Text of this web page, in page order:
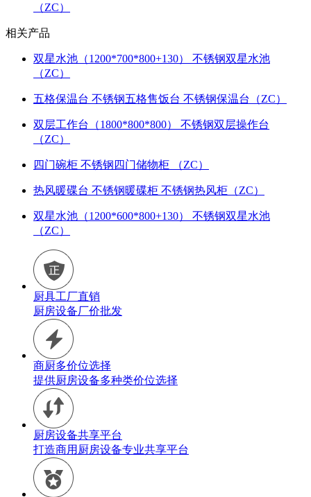
（ZC）
相关产品
双星水池（1200*700*800+130） 不锈钢双星水池
（ZC）
五格保温台 不锈钢五格售饭台 不锈钢保温台（ZC）
双层工作台（1800*800*800） 不锈钢双层操作台
（ZC）
四门碗柜 不锈钢四门储物柜 （ZC）
热风暖碟台 不锈钢暖碟柜 不锈钢热风柜（ZC）
双星水池（1200*600*800+130） 不锈钢双星水池
（ZC）
厨具工厂直销
厨房设备厂价批发
商厨多价位选择
提供厨房设备多种类价位选择
厨房设备共享平台
打造商用厨房设备专业共享平台